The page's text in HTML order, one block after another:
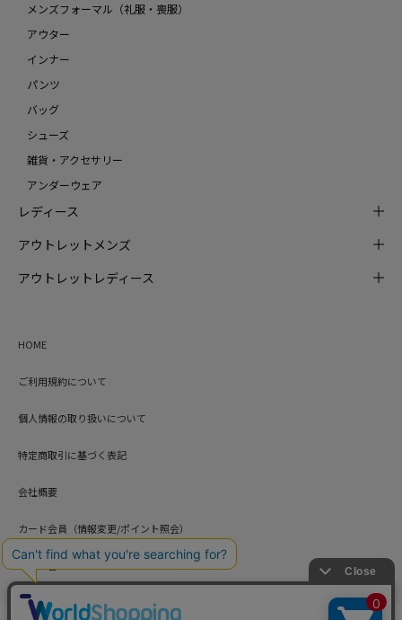
メンズフォーマル（礼服・喪服）
アウター
インナー
パンツ
バッグ
シューズ
雑貨・アクセサリー
アンダーウェア
レディース
アウトレットメンズ
アウトレットレディース
HOME
ご利用規約について
個人情報の取り扱いについて
特定商取引に基づく表記
会社概要
カード会員（情報変更/ポイント照会）